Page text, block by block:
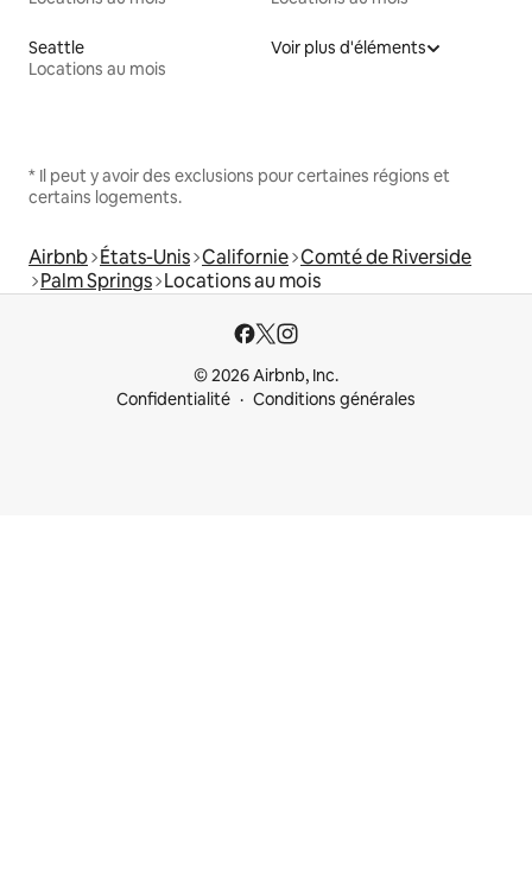
Seattle
Locations au mois
Voir plus d'éléments
* Il peut y avoir des exclusions pour certaines régions et
certains logements.
Airbnb États-Unis Californie Comté de Riverside
Palm Springs Locations au mois
© 2026 Airbnb, Inc.
Confidentialité
Conditions générales